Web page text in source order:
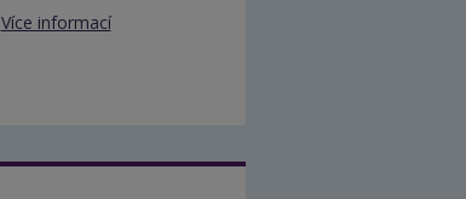
Více informací